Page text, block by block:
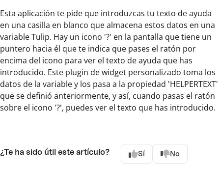
Esta aplicación te pide que introduzcas tu texto de ayuda
en una casilla en blanco que almacena estos datos en una
variable Tulip. Hay un icono '?' en la pantalla que tiene un
puntero hacia él que te indica que pases el ratón por
encima del icono para ver el texto de ayuda que has
introducido. Este plugin de widget personalizado toma los
datos de la variable y los pasa a la propiedad 'HELPERTEXT'
que se definió anteriormente, y así, cuando pasas el ratón
sobre el icono '?', puedes ver el texto que has introducido.
¿Te ha sido útil este artículo? Sí No